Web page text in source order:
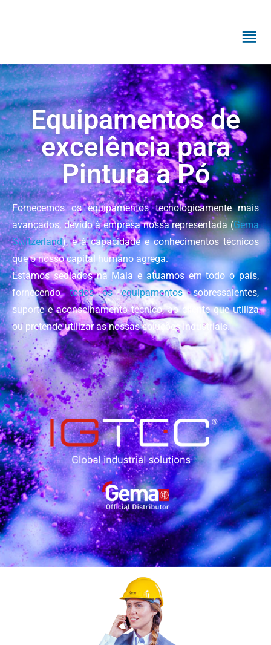
Equipamentos de
excelência para
Pintura a Pó
Fornecemos os equipamentos tecnologicamente mais
avançados, devido à empresa nossa representada (Gema
Switzerland), e à capacidade e conhecimentos técnicos
que o nosso capital humano agrega.
Estamos sediados na Maia e atuamos em todo o país,
fornecendotodos os equipamentos, sobressalentes,
suporte e aconselhamento técnico, ao cliente que utiliza
ou pretende utilizar as nossas soluções industriais.